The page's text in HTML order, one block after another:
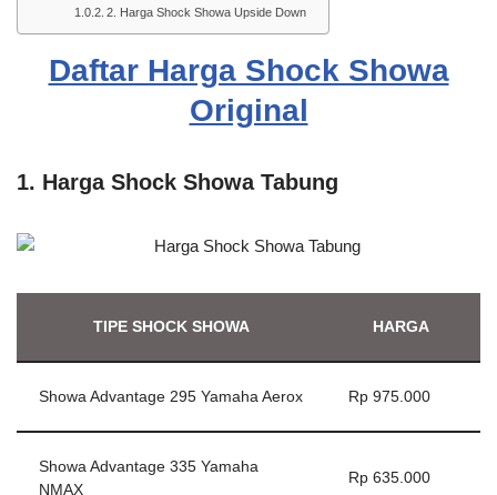
2. Harga Shock Showa Upside Down
Daftar Harga Shock Showa
Original
1. Harga Shock Showa Tabung
TIPE SHOCK SHOWA HARGA
Showa Advantage 295 Yamaha Aerox Rp 975.000
Showa Advantage 335 Yamaha
NMAX
Rp 635.000